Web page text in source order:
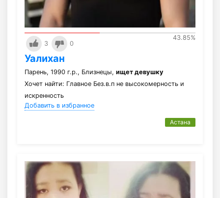
43.85%
3 0
Уалихан
Парень, 1990 г.р., Близнецы, ищет девушку
Хочет найти: Главное Без.в.п не высокомерность и
искренность
Добавить в избранное
Астана